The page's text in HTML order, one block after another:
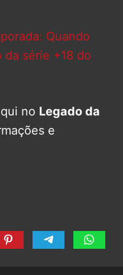
Quando
da série +18 do
no Legado da
e